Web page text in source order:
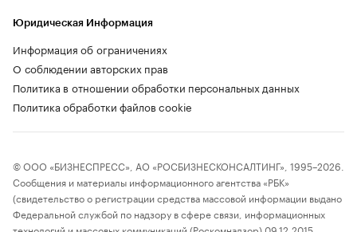
Юридическая Информация
Информация об ограничениях
О соблюдении авторских прав
Политика в отношении обработки персональных данных
Политика обработки файлов cookie
© ООО «БИЗНЕСПРЕСС», АО «РОСБИЗНЕСКОНСАЛТИНГ», 1995–2026.
Сообщения и материалы информационного агентства «РБК»
(свидетельство о регистрации средства массовой информации выдано
Федеральной службой по надзору в сфере связи, информационных